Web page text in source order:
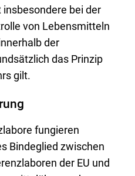
bei der
von Lebensmitteln
der
das Prinzip
gilt.
fungieren
Bindeglied zwischen
der EU und